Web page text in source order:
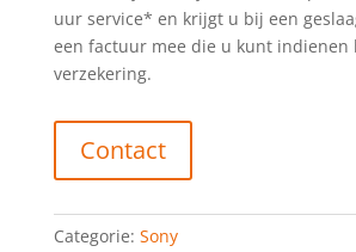
uur service* en krijgt u bij een
een factuur mee die u kunt indienen
verzekering.
Contact
Categorie: Sony